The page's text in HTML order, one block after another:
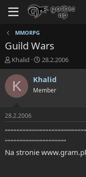
MMORPG
Guild Wars
T
h
r
a
s
t
a
r
e
Khalid
R
o
z
o
ę
t
y
28.2.2006
K Khalid
Member
28.2.2006
"""""""""""""""""""""
Na stronie